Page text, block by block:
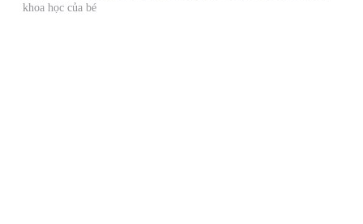
khoa học của bé